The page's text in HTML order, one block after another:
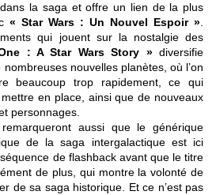
la saga et offre un lien de la plus
« Star Wars : Un Nouvel Espoir »
qui jouent sur la nostalgie des
: A Star Wars Story »diversifie
nombreuses nouvelles planètes, où l’on
beaucoup trop rapidement, ce qui
en place, ainsi que de nouveaux
personnages.
aussi que le générique
de la saga intergalactique est ici
de flashback avant que le titre
de plus, qui montre la volonté de
de sa saga historique. Et ce n’est pas